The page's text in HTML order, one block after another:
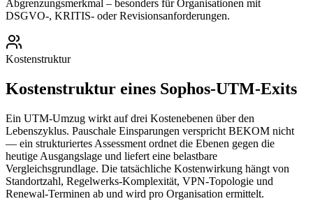
Abgrenzungsmerkmal – besonders für Organisationen mit
DSGVO-, KRITIS- oder Revisionsanforderungen.
Kostenstruktur
Kostenstruktur eines Sophos-UTM-Exits
Ein UTM-Umzug wirkt auf drei Kostenebenen über den
Lebenszyklus. Pauschale Einsparungen verspricht BEKOM nicht
— ein strukturiertes Assessment ordnet die Ebenen gegen die
heutige Ausgangslage und liefert eine belastbare
Vergleichsgrundlage. Die tatsächliche Kostenwirkung hängt von
Standortzahl, Regelwerks-Komplexität, VPN-Topologie und
Renewal-Terminen ab und wird pro Organisation ermittelt.